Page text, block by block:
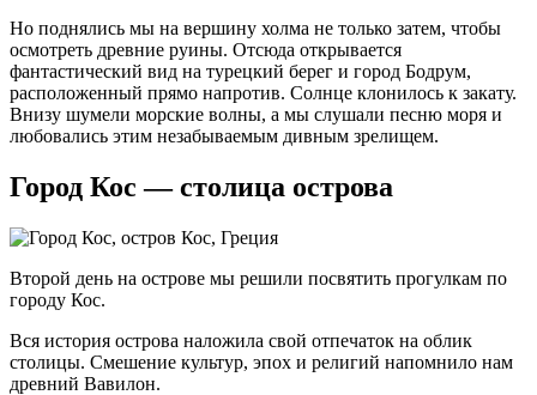
Но поднялись мы на вершину холма не только затем, чтобы
осмотреть древние руины. Отсюда открывается
фантастический вид на турецкий берег и город Бодрум,
расположенный прямо напротив. Солнце клонилось к закату.
Внизу шумели морские волны, а мы слушали песню моря и
любовались этим незабываемым дивным зрелищем.
Город Кос — столица острова
Второй день на острове мы решили посвятить прогулкам по
городу Кос.
Вся история острова наложила свой отпечаток на облик
столицы. Смешение культур, эпох и религий напомнило нам
древний Вавилон.